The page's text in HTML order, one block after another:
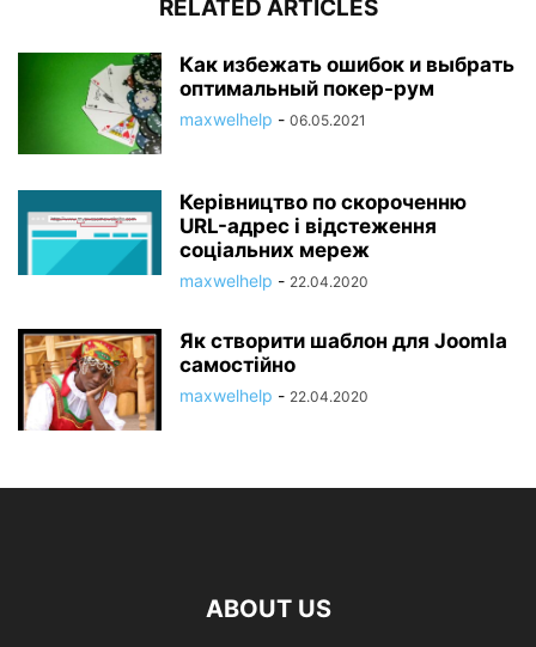
RELATED ARTICLES
Как избежать ошибок и выбрать
оптимальный покер-рум
maxwelhelp - 06.05.2021
Керівництво по скороченню
URL-адрес і відстеження
соціальних мереж
maxwelhelp - 22.04.2020
Як створити шаблон для Joomla
самостійно
maxwelhelp - 22.04.2020
ABOUT US